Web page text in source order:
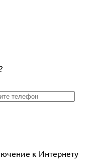
к Интернету